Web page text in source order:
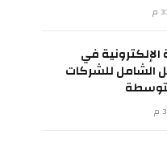
الإلكترونية في
الشامل للشركات